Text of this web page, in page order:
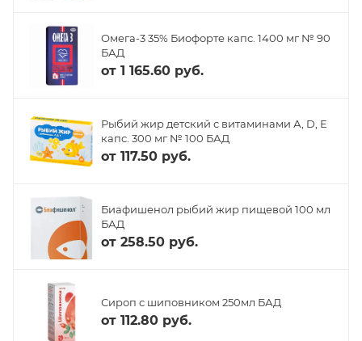
Омега-3 35% Биофорте капс. 1400 мг № 90
БАД
от 1 165.60 руб.
Рыбий жир детский с витаминами А, D, Е
капс. 300 мг № 100 БАД
от 117.50 руб.
Биафишенол рыбий жир пищевой 100 мл
БАД
от 258.50 руб.
Сироп с шиповником 250мл БАД
от 112.80 руб.